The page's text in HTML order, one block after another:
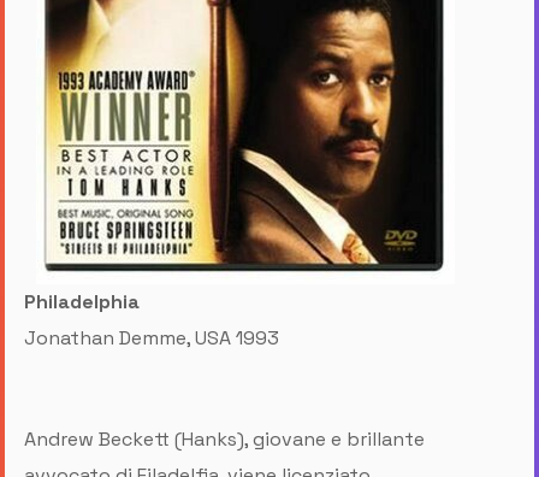
Philadelphia
Jonathan Demme, USA 1993
Andrew Beckett (Hanks), giovane e brillante